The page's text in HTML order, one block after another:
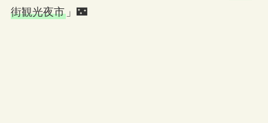
街観光夜市」🌃